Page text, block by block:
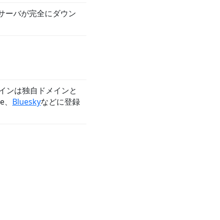
ーバが完全にダウン
ンは独自ドメインと
Blueskyなどに登録